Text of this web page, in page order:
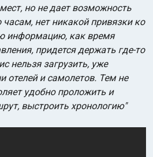
но не дает возможность
часам, нет никакой привязки ко
информацию, как время
придется держать где-то
нельзя загрузить, уже
отелей и самолетов. Тем не
удобно проложить и
выстроить хронологию"